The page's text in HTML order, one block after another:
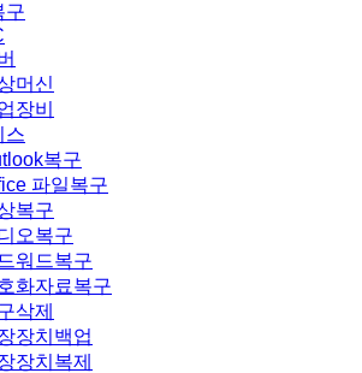
구
머신
장비
스
복구
파일복구
복구
오복구
워드복구
화자료복구
삭제
장치백업
장치복제